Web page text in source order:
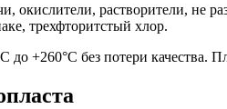
окислители, растворители,
трехфторитстый хлор.
+260°С без потери качества.